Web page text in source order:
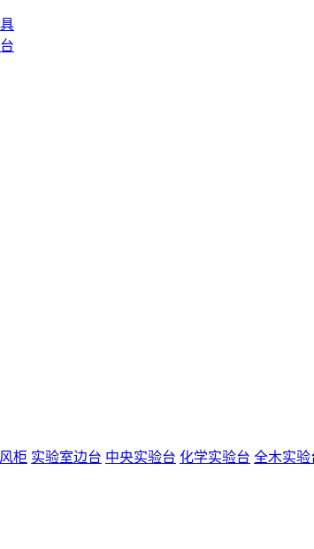
柜 实验室边台 中央实验台 化学实验台 全木实验